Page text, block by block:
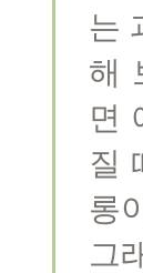
는
해
면
질
롱
그